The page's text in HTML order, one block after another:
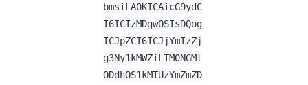
bmsiLA0KICAicG9ydC
I6ICIzMDgwOSIsDQog
ICJpZCI6ICJjYmIzZj
g3Ny1kMWZiLTM0NGMt
ODdhOS1kMTUzYmZmZD